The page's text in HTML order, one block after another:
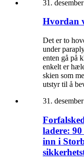
31.
Hvordan
Det er to
under
enten gå på
enkelt er
skien som
utstyr til å
31.
ladere:
inn i